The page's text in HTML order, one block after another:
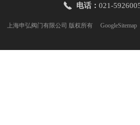
电话： 021-
上海申弘阀门有限公司 版权所有 GoogleSitemap